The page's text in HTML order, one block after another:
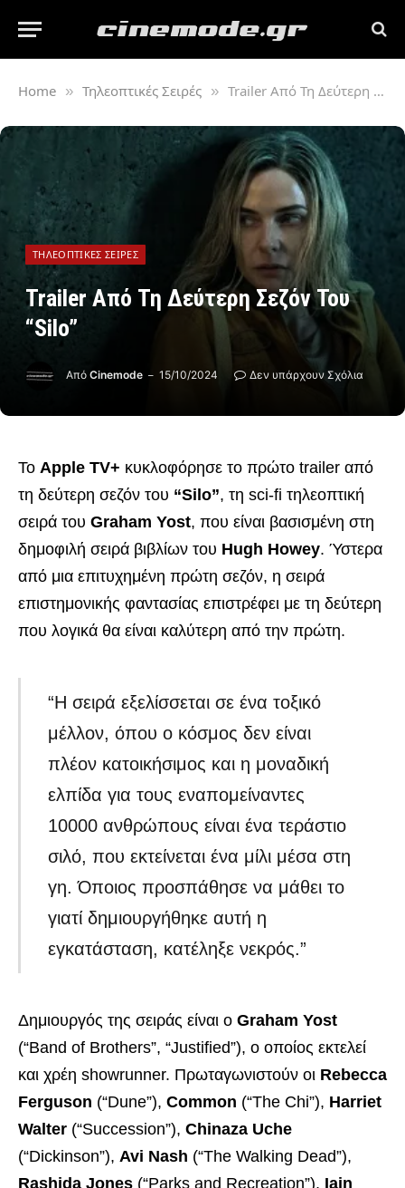
Home » Τηλεοπτικές Σειρές » Trailer Από Τη Δεύτερη Σεζόν Του “Silo”
ΤΗΛΕΟΠΤΙΚΈΣ ΣΕΙΡΈΣ
Trailer Από Τη Δεύτερη Σεζόν Του
“Silo”
Από Cinemode 15/10/2024 Δεν υπάρχουν Σχόλια
Το Apple TV+ κυκλοφόρησε το πρώτο trailer από
τη δεύτερη σεζόν του “Silo”, τη sci-fi τηλεοπτική
σειρά του Graham Yost, που είναι βασισμένη στη
δημοφιλή σειρά βιβλίων του Hugh Howey. Ύστερα
από μια επιτυχημένη πρώτη σεζόν, η σειρά
επιστημονικής φαντασίας επιστρέφει με τη δεύτερη
που λογικά θα είναι καλύτερη από την πρώτη.
“Η σειρά εξελίσσεται σε ένα τοξικό
μέλλον, όπου ο κόσμος δεν είναι
πλέον κατοικήσιμος και η μοναδική
ελπίδα για τους εναπομείναντες
10000 ανθρώπους είναι ένα τεράστιο
σιλό, που εκτείνεται ένα μίλι μέσα στη
γη. Όποιος προσπάθησε να μάθει το
γιατί δημιουργήθηκε αυτή η
εγκατάσταση, κατέληξε νεκρός.”
Δημιουργός της σειράς είναι ο Graham Yost
(“Band of Brothers”, “Justified”), ο οποίος εκτελεί
και χρέη showrunner. Πρωταγωνιστούν οι Rebecca
Ferguson (“Dune”), Common (“The Chi”), Harriet
Walter (“Succession”), Chinaza Uche
(“Dickinson”), Avi Nash (“The Walking Dead”),
Rashida Jones (“Parks and Recreation”), Iain